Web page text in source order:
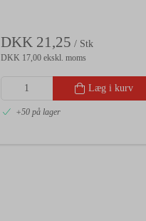
DKK 21,25 / Stk
DKK 17,00 ekskl. moms
Læg i kurv
+50 på lager